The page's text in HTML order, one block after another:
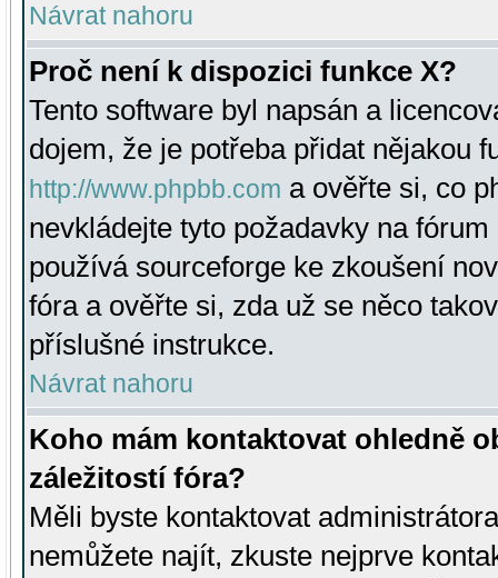
Návrat nahoru
Proč není k dispozici funkce X?
Tento software byl napsán a
dojem, že je potřeba přidat nějakou
http://www.phpbb.com a ověřte si, co
nevkládejte tyto požadavky na
používá sourceforge ke zkoušení
fóra a ověřte si, zda už se něco
příslušné instrukce.
Návrat nahoru
Koho mám kontaktovat ohledně
záležitostí fóra?
Měli byste kontaktovat
nemůžete najít, zkuste nejprve